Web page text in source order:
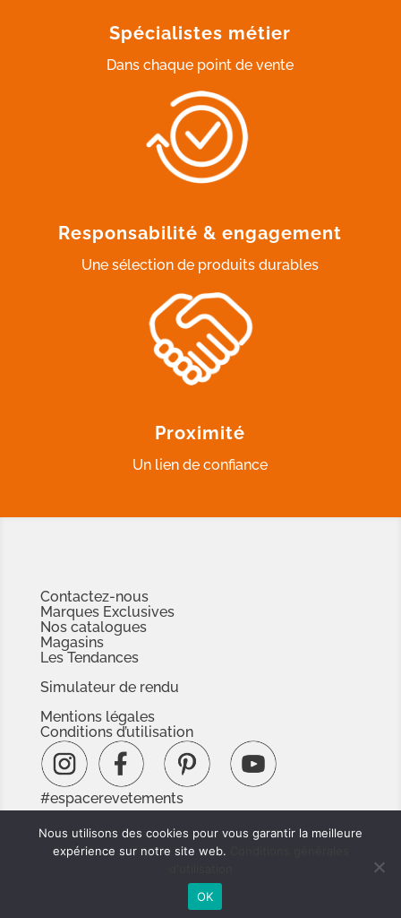
Spécialistes métier
Dans chaque point de vente
Responsabilité & engagement
Une sélection de produits durables
Proximité
Un lien de confiance
Contactez-nous
Marques Exclusives
Nos catalogues
Magasins
Les Tendances
Simulateur de rendu
Mentions légales
Conditions d’utilisation
#espacerevetements
www.espacedoc.fr
www.signnaturedexception.com
Nous utilisons des cookies pour vous garantir la meilleure
expérience sur notre site web.
OK